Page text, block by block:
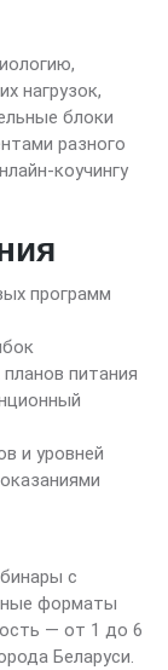
нагрузок,
блоки
разного
коучингу
программ
питания
и уровней
с
форматы
— от 1 до 6
Беларуси.